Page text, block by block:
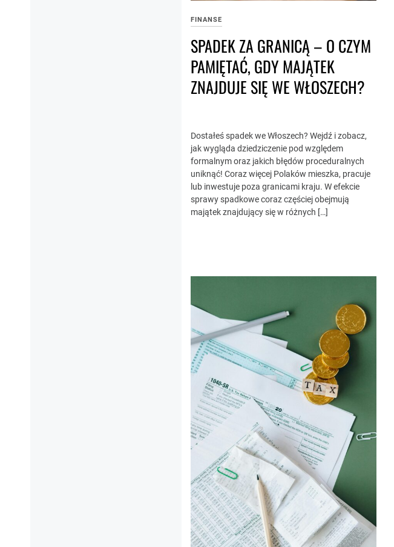
FINANSE
SPADEK ZA GRANICĄ – O CZYM
PAMIĘTAĆ, GDY MAJĄTEK
ZNAJDUJE SIĘ WE WŁOSZECH?
Dostałeś spadek we Włoszech? Wejdź i zobacz,
jak wygląda dziedziczenie pod względem
formalnym oraz jakich błędów proceduralnych
uniknąć! Coraz więcej Polaków mieszka, pracuje
lub inwestuje poza granicami kraju. W efekcie
sprawy spadkowe coraz częściej obejmują
majątek znajdujący się w różnych […]